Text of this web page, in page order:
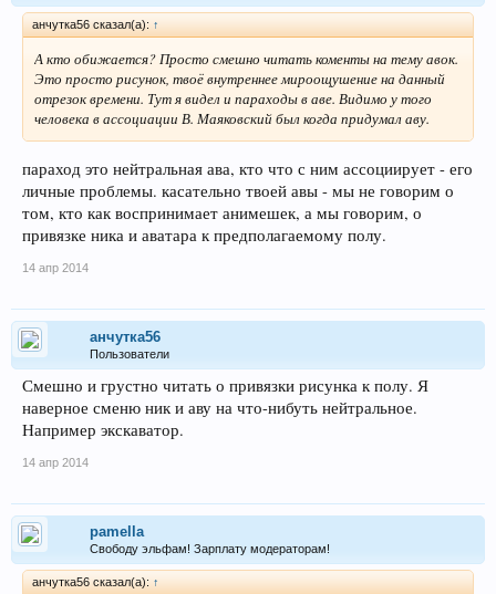
анчутка56 сказал(а): ↑
А кто обижается? Просто смешно читать коменты на тему авок.
Это просто рисунок, твоё внутреннее мироощушение на данный
отрезок времени. Тут я видел и параходы в аве. Видимо у того
человека в ассоциации В. Маяковский был когда придумал аву.
параход это нейтральная ава, кто что с ним ассоциирует - его
личные проблемы. касательно твоей авы - мы не говорим о
том, кто как воспринимает анимешек, а мы говорим, о
привязке ника и аватара к предполагаемому полу.
14 апр 2014
анчутка56
Пользователи
Смешно и грустно читать о привязки рисунка к полу. Я
наверное сменю ник и аву на что-нибуть нейтральное.
Например экскаватор.
14 апр 2014
pamella
Свободу эльфам! Зарплату модераторам!
анчутка56 сказал(а): ↑